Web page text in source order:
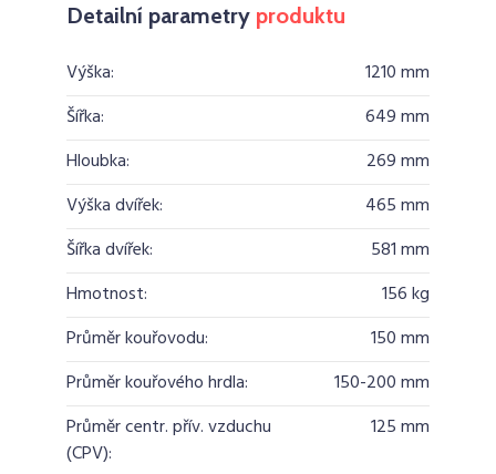
Detailní parametry produktu
Výška:
1210 mm
Šířka:
649 mm
Hloubka:
269 mm
Výška dvířek:
465 mm
Šířka dvířek:
581 mm
Hmotnost:
156 kg
Průměr kouřovodu:
150 mm
Průměr kouřového hrdla:
150-200 mm
Průměr centr. přív. vzduchu
(CPV):
125 mm